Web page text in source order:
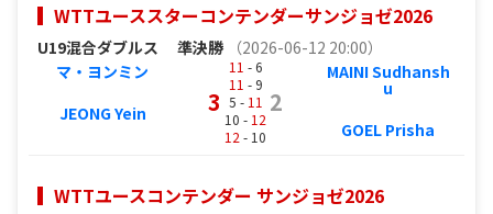
WTTユーススターコンテンダーサンジョゼ2026
U19混合ダブルス 準決勝
（2026-06-12 20:00）
マ・ヨンミン
JEONG Yein
3
11 - 6
11 - 9
5 - 11
10 - 12
12 - 10
2
MAINI Sudhansh
u
GOEL Prisha
WTTユースコンテンダー サンジョゼ2026